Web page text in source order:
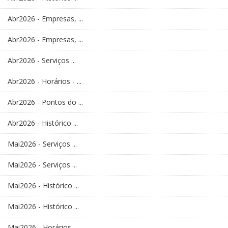
Abr2026 - Empresas, ...
Abr2026 - Empresas, ...
Abr2026 - Serviços ...
Abr2026 - Horários - ...
Abr2026 - Pontos do ...
Abr2026 - Histórico ...
Mai2026 - Serviços ...
Mai2026 - Serviços ...
Mai2026 - Histórico ...
Mai2026 - Histórico ...